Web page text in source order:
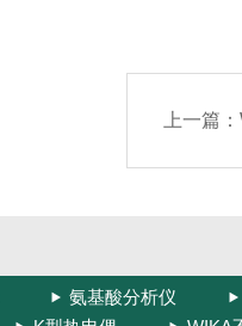
上一篇：
氨基酸分析仪